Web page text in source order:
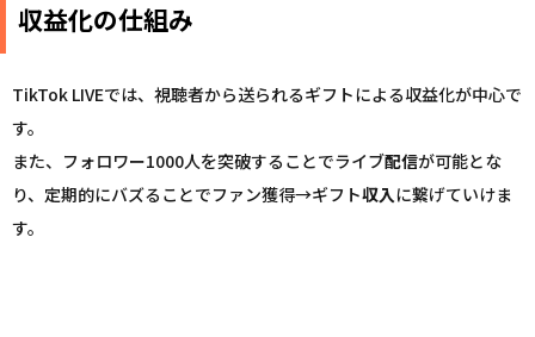
収益化の仕組み
TikTok LIVEでは、視聴者から送られるギフトによる収益化が中心で
す。
また、フォロワー1000人を突破することでライブ配信が可能とな
り、定期的にバズることでファン獲得→ギフト収入に繋げていけま
す。